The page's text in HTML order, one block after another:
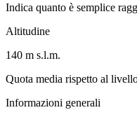
Indica quanto è semplice
Altitudine
140 m s.l.m.
Quota media rispetto al
Informazioni generali